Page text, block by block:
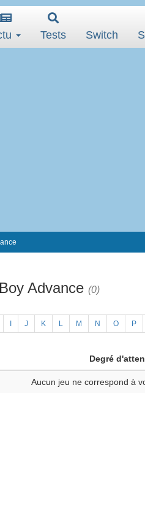
Tests Switch
Advance (0)
J K L M N O P
Degré
Aucun jeu ne correspond à